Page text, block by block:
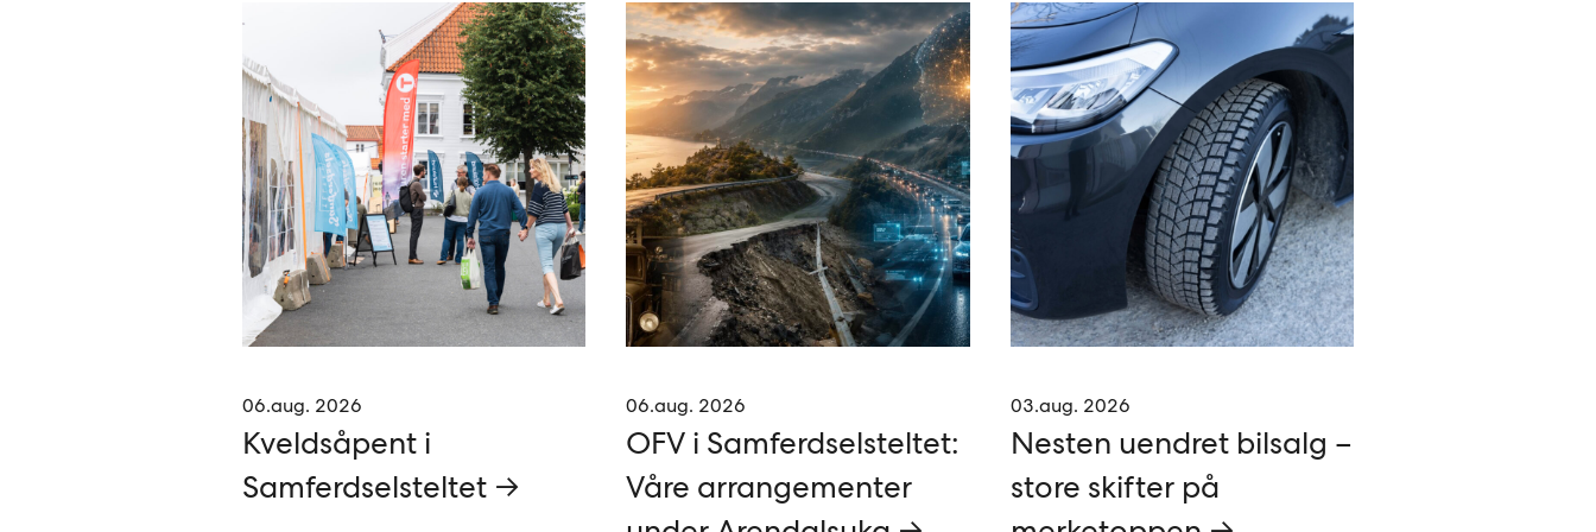
06.aug. 2026
Kveldsåpent i
Samferdselsteltet →
06.aug. 2026
OFV i Samferdselsteltet:
Våre arrangementer
03.aug. 2026
Nesten uendret bilsalg –
store skifter på